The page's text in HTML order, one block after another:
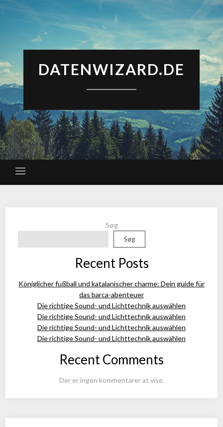
DATENWIZARD.DE
Søg
Søg
Recent Posts
Königlicher fußball und katalanischer charme: Dein guide für
das barca-abenteuer
Die richtige Sound- und Lichttechnik auswählen
Die richtige Sound- und Lichttechnik auswählen
Die richtige Sound- und Lichttechnik auswählen
Die richtige Sound- und Lichttechnik auswählen
Recent Comments
Der er ingen kommentarer at vise.